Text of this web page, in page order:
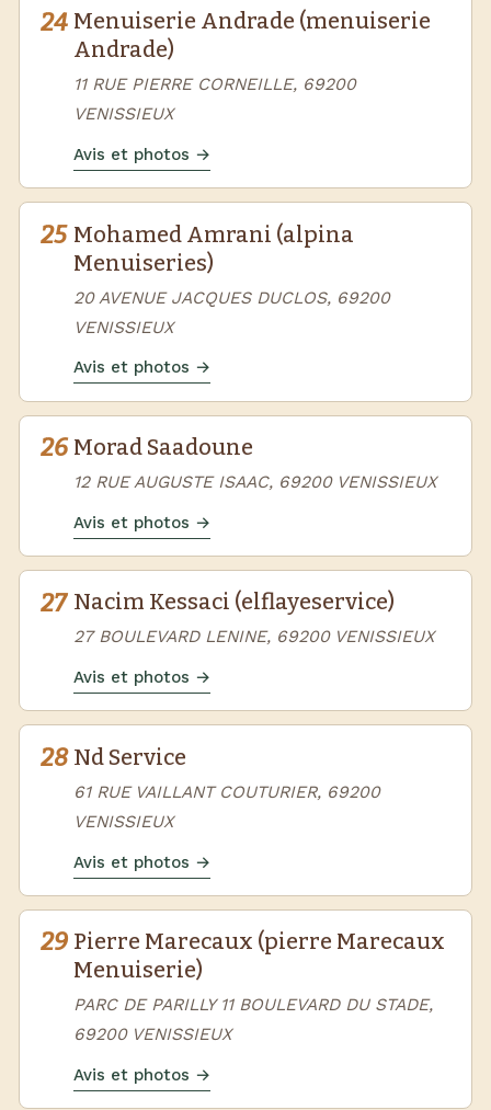
24 Menuiserie Andrade (menuiserie
Andrade)
11 RUE PIERRE CORNEILLE, 69200
VENISSIEUX
Avis et photos →
25 Mohamed Amrani (alpina
Menuiseries)
20 AVENUE JACQUES DUCLOS, 69200
VENISSIEUX
Avis et photos →
26 Morad Saadoune
12 RUE AUGUSTE ISAAC, 69200 VENISSIEUX
Avis et photos →
27 Nacim Kessaci (elflayeservice)
27 BOULEVARD LENINE, 69200 VENISSIEUX
Avis et photos →
28 Nd Service
61 RUE VAILLANT COUTURIER, 69200
VENISSIEUX
Avis et photos →
29 Pierre Marecaux (pierre Marecaux
Menuiserie)
PARC DE PARILLY 11 BOULEVARD DU STADE,
69200 VENISSIEUX
Avis et photos →